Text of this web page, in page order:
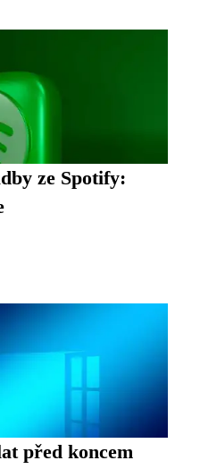
ze Spotify:
před koncem